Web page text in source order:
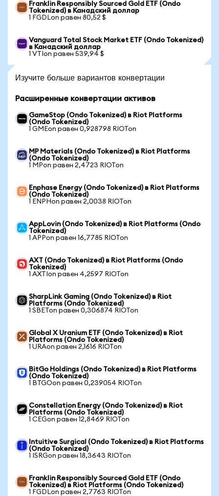
Franklin Responsibly Sourced Gold ETF (Ondo
Tokenized) в Канадский доллар
1 FGDLon равен 80,52 $
Vanguard Total Stock Market ETF (Ondo Tokenized)
в Канадский доллар
1 VTIon равен 539,94 $
Изучите больше вариантов конвертации
Расширенные конвертации активов
GameStop (Ondo Tokenized) в Riot Platforms
(Ondo Tokenized)
1 GMEon равен 0,928798 RIOTon
MP Materials (Ondo Tokenized) в Riot Platforms
(Ondo Tokenized)
1 MPon равен 2,4723 RIOTon
Enphase Energy (Ondo Tokenized) в Riot Platforms
(Ondo Tokenized)
1 ENPHon равен 2,0038 RIOTon
AppLovin (Ondo Tokenized) в Riot Platforms (Ondo
Tokenized)
1 APPon равен 16,7785 RIOTon
AXT (Ondo Tokenized) в Riot Platforms (Ondo
Tokenized)
1 AXTIon равен 4,2597 RIOTon
SharpLink Gaming (Ondo Tokenized) в Riot
Platforms (Ondo Tokenized)
1 SBETon равен 0,306874 RIOTon
Global X Uranium ETF (Ondo Tokenized) в Riot
Platforms (Ondo Tokenized)
1 URAon равен 2,1616 RIOTon
BitGo Holdings (Ondo Tokenized) в Riot Platforms
(Ondo Tokenized)
1 BTGOon равен 0,239054 RIOTon
Constellation Energy (Ondo Tokenized) в Riot
Platforms (Ondo Tokenized)
1 CEGon равен 12,8469 RIOTon
Intuitive Surgical (Ondo Tokenized) в Riot Platforms
(Ondo Tokenized)
1 ISRGon равен 18,3643 RIOTon
Franklin Responsibly Sourced Gold ETF (Ondo
Tokenized) в Riot Platforms (Ondo Tokenized)
1 FGDLon равен 2,7763 RIOTon